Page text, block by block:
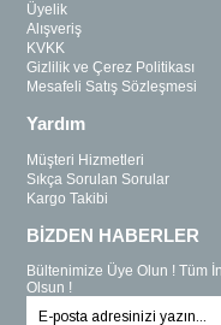
Üyelik
Alışveriş
KVKK
Gizlilik ve Çerez Politikası
Mesafeli Satış Sözleşmesi
Yardım
Müşteri Hizmetleri
Sıkça Sorulan Sorular
Kargo Takibi
BİZDEN HABERLER
Bültenimize Üye Olun ! Tüm
Olsun !